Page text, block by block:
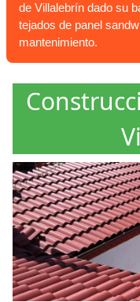
de Villalebrín dado su
tejados de panel
mantenimiento.